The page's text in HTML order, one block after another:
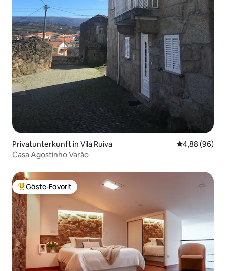
Privatunterkunft in Vila Ruiva
4,88 (96)
Casa Agostinho Varão
Beliebter Gäste-Favorit.
Gäste-Favorit